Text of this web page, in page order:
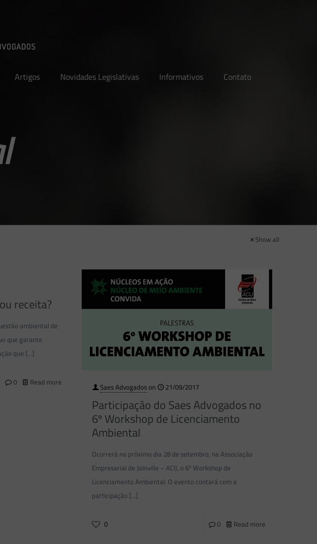
Artigos Novidades Legislativas Informativos Contato
Show all
receita?
ambiental de
que garante
que […]
0 Read more Saes Advogadoson 21/09/2017
Participação do Saes Advogados no
6º Workshop de Licenciamento
Ambiental
Ocorrerá no próximo dia 28 de setembro, na Associação
Empresarial de Joinville – ACIJ, o 6º Workshop de
Licenciamento Ambiental. O evento contará com a
participação […]
0 0 Read more